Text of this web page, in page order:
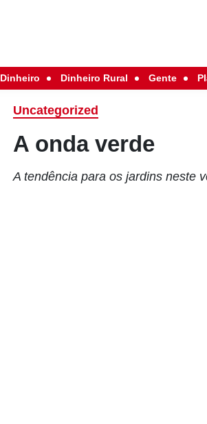
Dinheiro Dinheiro Rural Gente
Uncategorized
A onda verde
A tendência para os jardins neste